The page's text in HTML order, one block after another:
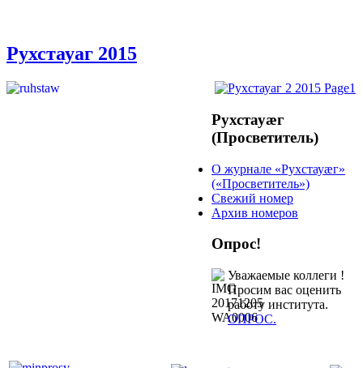
Рухстауаг 2015
Рухстауæг
(Просветитель)
О журнале «Рухстауæг»
(«Просветитель»)
Свежий номер
Архив номеров
Опрос!
Уважаемые коллеги !
Просим вас оценить
работу института.
ОПРОС.